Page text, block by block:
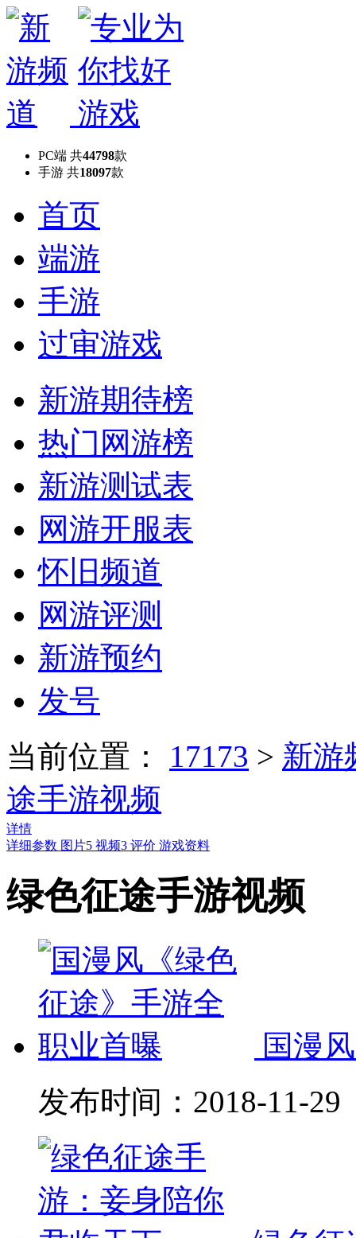
PC端 共44798款
手游 共18097款
首页
端游
手游
过审游戏
新游期待榜
热门网游榜
新游测试表
网游开服表
怀旧频道
网游评测
新游预约
发号
当前位置： 17173 > 新游
途手游视频
详情
详细参数 图片5 视频3 评价 游戏资料
绿色征途手游视频
国漫
发布时间： 2018-11-29